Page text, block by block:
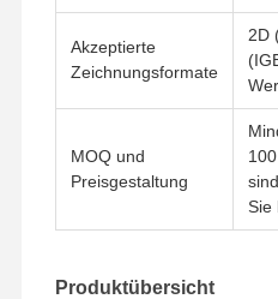
Akzeptierte
Zeichnungsformate
2D
MOQ und
Preisgestaltung
Sie
Produktübersicht